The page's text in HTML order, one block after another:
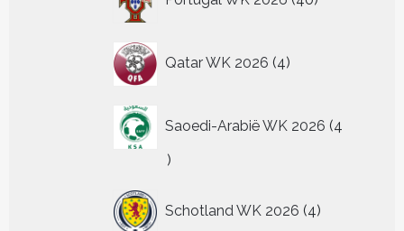
producten
Qatar WK 2026 4
producten
Saoedi-Arabië WK 2026 4
4
Schotland WK 2026 4
producten